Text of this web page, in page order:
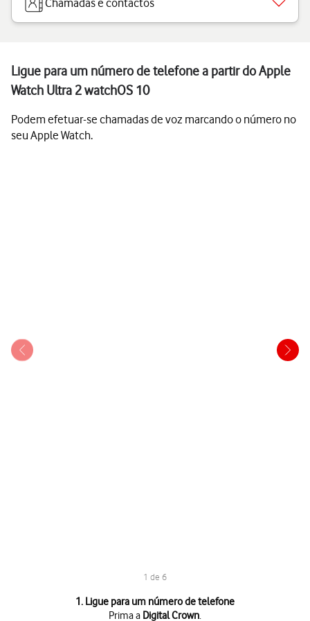
Chamadas e contactos
Ligue para um número de telefone a partir do Apple
Watch Ultra 2 watchOS 10
Podem efetuar-se chamadas de voz marcando o número no
seu Apple Watch.
1 de 6
1. Ligue para um número de telefone
Prima a Digital Crown.